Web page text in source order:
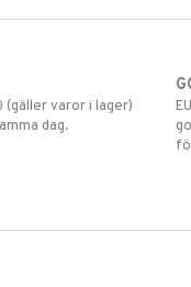
(gäller varor i lager)
dag.